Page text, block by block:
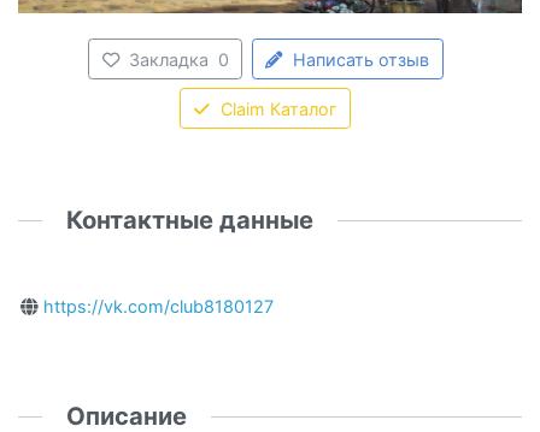
Закладка 0 Написать отзыв
Claim Каталог
Контактные данные
https://vk.com/club8180127
Описание